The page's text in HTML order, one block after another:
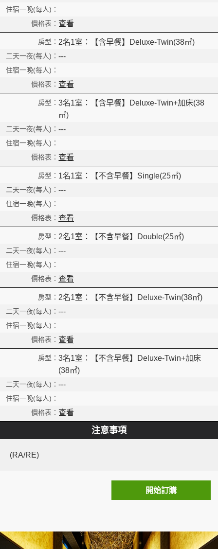
查看
2名1室：【含早餐】Deluxe-Twin(38㎡)
---
查看
3名1室：【含早餐】Deluxe-Twin+加床(38
㎡)
---
查看
1名1室：【不含早餐】Single(25㎡)
---
查看
2名1室：【不含早餐】Double(25㎡)
---
查看
2名1室：【不含早餐】Deluxe-Twin(38㎡)
---
查看
3名1室：【不含早餐】Deluxe-Twin+加床
(38㎡)
---
查看
注意事項
(RA/RE)
開始訂購